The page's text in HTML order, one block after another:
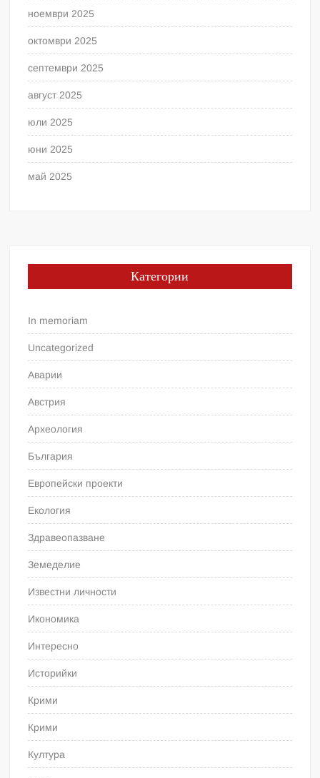
ноември 2025
октомври 2025
септември 2025
август 2025
юли 2025
юни 2025
май 2025
Категории
In memoriam
Uncategorized
Аварии
Австрия
Археология
България
Европейски проекти
Екология
Здравеопазване
Земеделие
Известни личности
Икономика
Интересно
Историйки
Крими
Крими
Култура